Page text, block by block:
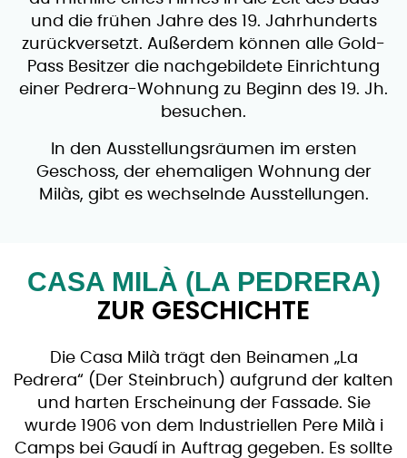
und die frühen Jahre des 19. Jahrhunderts
zurückversetzt. Außerdem können alle Gold-
Pass Besitzer die nachgebildete Einrichtung
einer Pedrera-Wohnung zu Beginn des 19. Jh.
besuchen.
In den Ausstellungsräumen im ersten
Geschoss, der ehemaligen Wohnung der
Milàs, gibt es wechselnde Ausstellungen.
CASA MILÀ (LA PEDRERA)
ZUR GESCHICHTE
Die Casa Milà trägt den Beinamen „La
Pedrera“ (Der Steinbruch) aufgrund der kalten
und harten Erscheinung der Fassade. Sie
wurde 1906 von dem Industriellen Pere Milà i
Camps bei Gaudí in Auftrag gegeben. Es sollte